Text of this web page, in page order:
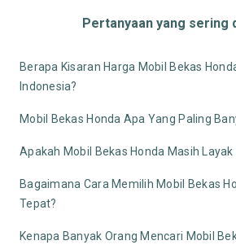
Pertanyaan yang sering
Berapa Kisaran Harga Mobil Bekas
Indonesia?
Mobil Bekas Honda Apa Yang Paling
Apakah Mobil Bekas Honda Masih Layak
Bagaimana Cara Memilih Mobil Bekas
Tepat?
Kenapa Banyak Orang Mencari Mobil